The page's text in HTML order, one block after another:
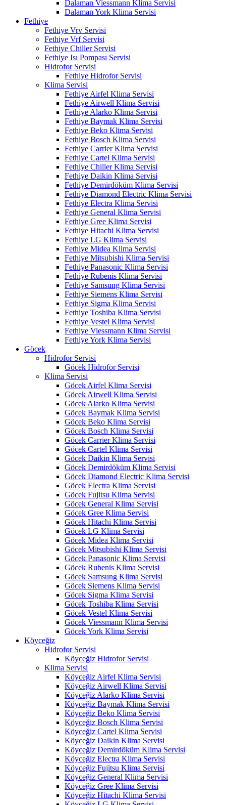
Dalaman Viessmann Klima Servisi
Dalaman York Klima Servisi
Fethiye
Fethiye Vrv Servisi
Fethiye Vrf Servisi
Fethiye Chiller Servisi
Fethiye Isı Pompası Servisi
Hidrofor Servisi
Fethiye Hidrofor Servisi
Klima Servisi
Fethiye Airfel Klima Servisi
Fethiye Airwell Klima Servisi
Fethiye Alarko Klima Servisi
Fethiye Baymak Klima Servisi
Fethiye Beko Klima Servisi
Fethiye Bosch Klima Servisi
Fethiye Carrier Klima Servisi
Fethiye Cartel Klima Servisi
Fethiye Chiller Klima Servisi
Fethiye Daikin Klima Servisi
Fethiye Demirdöküm Klima Servisi
Fethiye Diamond Electric Klima Servisi
Fethiye Electra Klima Servisi
Fethiye General Klima Servisi
Fethiye Gree Klima Servisi
Fethiye Hitachi Klima Servisi
Fethiye LG Klima Servisi
Fethiye Midea Klima Servisi
Fethiye Mitsubishi Klima Servisi
Fethiye Panasonic Klima Servisi
Fethiye Rubenis Klima Servisi
Fethiye Samsung Klima Servisi
Fethiye Siemens Klima Servisi
Fethiye Sigma Klima Servisi
Fethiye Toshiba Klima Servisi
Fethiye Vestel Klima Servisi
Fethiye Viessmann Klima Servisi
Fethiye York Klima Servisi
Göcek
Hidrofor Servisi
Göcek Hidrofor Servisi
Klima Servisi
Göcek Airfel Klima Servisi
Göcek Airwell Klima Servisi
Göcek Alarko Klima Servisi
Göcek Baymak Klima Servisi
Göcek Beko Klima Servisi
Göcek Bosch Klima Servisi
Göcek Carrier Klima Servisi
Göcek Cartel Klima Servisi
Göcek Daikin Klima Servisi
Göcek Demirdöküm Klima Servisi
Göcek Diamond Electric Klima Servisi
Göcek Electra Klima Servisi
Göcek Fujitsu Klima Servisi
Göcek General Klima Servisi
Göcek Gree Klima Servisi
Göcek Hitachi Klima Servisi
Göcek LG Klima Servisi
Göcek Midea Klima Servisi
Göcek Mitsubishi Klima Servisi
Göcek Panasonic Klima Servisi
Göcek Rubenis Klima Servisi
Göcek Samsung Klima Servisi
Göcek Siemens Klima Servisi
Göcek Sigma Klima Servisi
Göcek Toshiba Klima Servisi
Göcek Vestel Klima Servisi
Göcek Viessmann Klima Servisi
Göcek York Klima Servisi
Köyceğiz
Hidrofor Servisi
Köyceğiz Hidrofor Servisi
Klima Servisi
Köyceğiz Airfel Klima Servisi
Köyceğiz Airwell Klima Servisi
Köyceğiz Alarko Klima Servisi
Köyceğiz Baymak Klima Servisi
Köyceğiz Beko Klima Servisi
Köyceğiz Bosch Klima Servisi
Köyceğiz Cartel Klima Servisi
Köyceğiz Daikin Klima Servisi
Köyceğiz Demirdöküm Klima Servisi
Köyceğiz Electra Klima Servisi
Köyceğiz Fujitsu Klima Servisi
Köyceğiz General Klima Servisi
Köyceğiz Gree Klima Servisi
Köyceğiz Hitachi Klima Servisi